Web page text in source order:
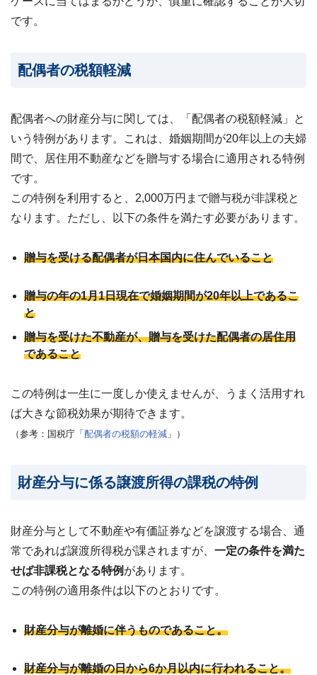
です。
配偶者の税額軽減
配偶者への財産分与に関しては、「配偶者の税額軽減」と
いう特例があります。これは、 婚姻期間が20年以上の夫婦
間で、居住用不動産などを贈与する場合に適用される特例
です。
この特例を利用すると、2,000万円まで贈与税が非課税と
なります。ただし、以下の条件を満たす必要があります。
贈与を受ける配偶者が日本国内に住んでいること
贈与の年の1月1日現在で婚姻期間が20年以上であるこ
と
贈与を受けた不動産が、贈与を受けた配偶者の居住用
であること
この特例は一生に一度しか使えませんが、うまく活用すれ
ば大きな節税効果が期待できます。
（参考：国税庁「 配偶者の税額の軽減 」）
財産分与に係る譲渡所得の課税の特例
財産分与として不動産や有価証券などを譲渡する場合、通
常であれば譲渡所得税が課されますが、 一定の条件を満た
せば非課税となる特例 があります。
この特例の適用条件は以下のとおりです。
財産分与が離婚に伴うものであること。
財産分与が離婚の日から6か月以内に行われること。